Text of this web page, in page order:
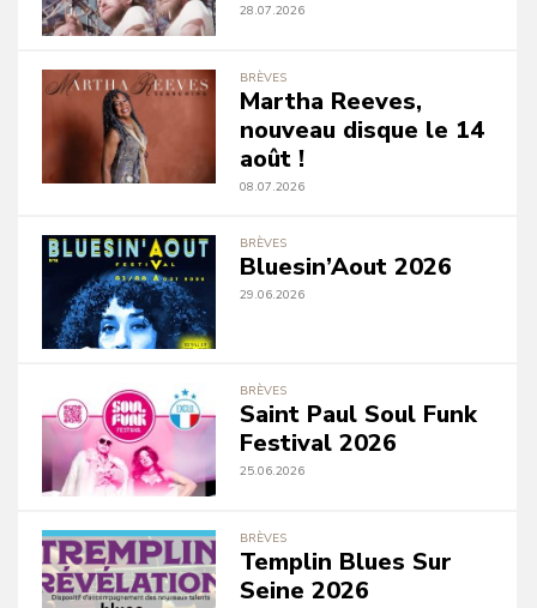
28.07.2026
BRÈVES
Martha Reeves,
nouveau disque le 14
août !
08.07.2026
BRÈVES
Bluesin’Aout 2026
29.06.2026
BRÈVES
Saint Paul Soul Funk
Festival 2026
25.06.2026
BRÈVES
Templin Blues Sur
Seine 2026